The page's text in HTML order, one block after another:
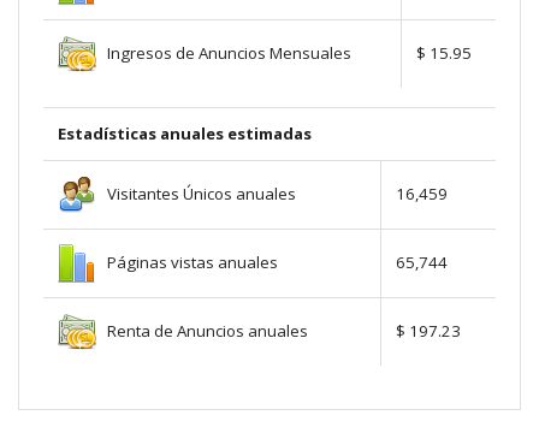
Ingresos de Anuncios Mensuales $ 15.95
Estadísticas anuales estimadas
Visitantes Únicos anuales 16,459
Páginas vistas anuales 65,744
Renta de Anuncios anuales $ 197.23